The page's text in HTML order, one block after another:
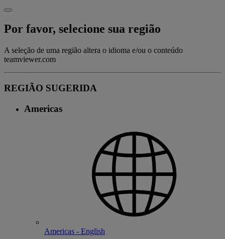
Por favor, selecione sua região
A seleção de uma região altera o idioma e/ou o conteúdo
teamviewer.com
REGIÃO SUGERIDA
Americas
Americas - English